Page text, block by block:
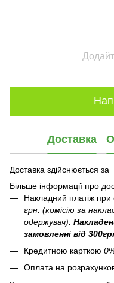
Доставка
Доставка здійснюється
Більше інформації про
Накладний платіж при
грн. (комісію за
одержувач).
замовленні від
Кредитною карткою
Оплата на